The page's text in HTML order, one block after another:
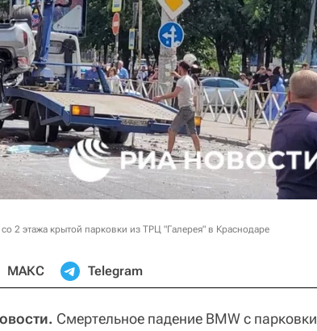
2 этажа крытой парковки из ТРЦ "Галерея" в Краснодаре
МАКС Telegram
Смертельное падение BMW с парковки